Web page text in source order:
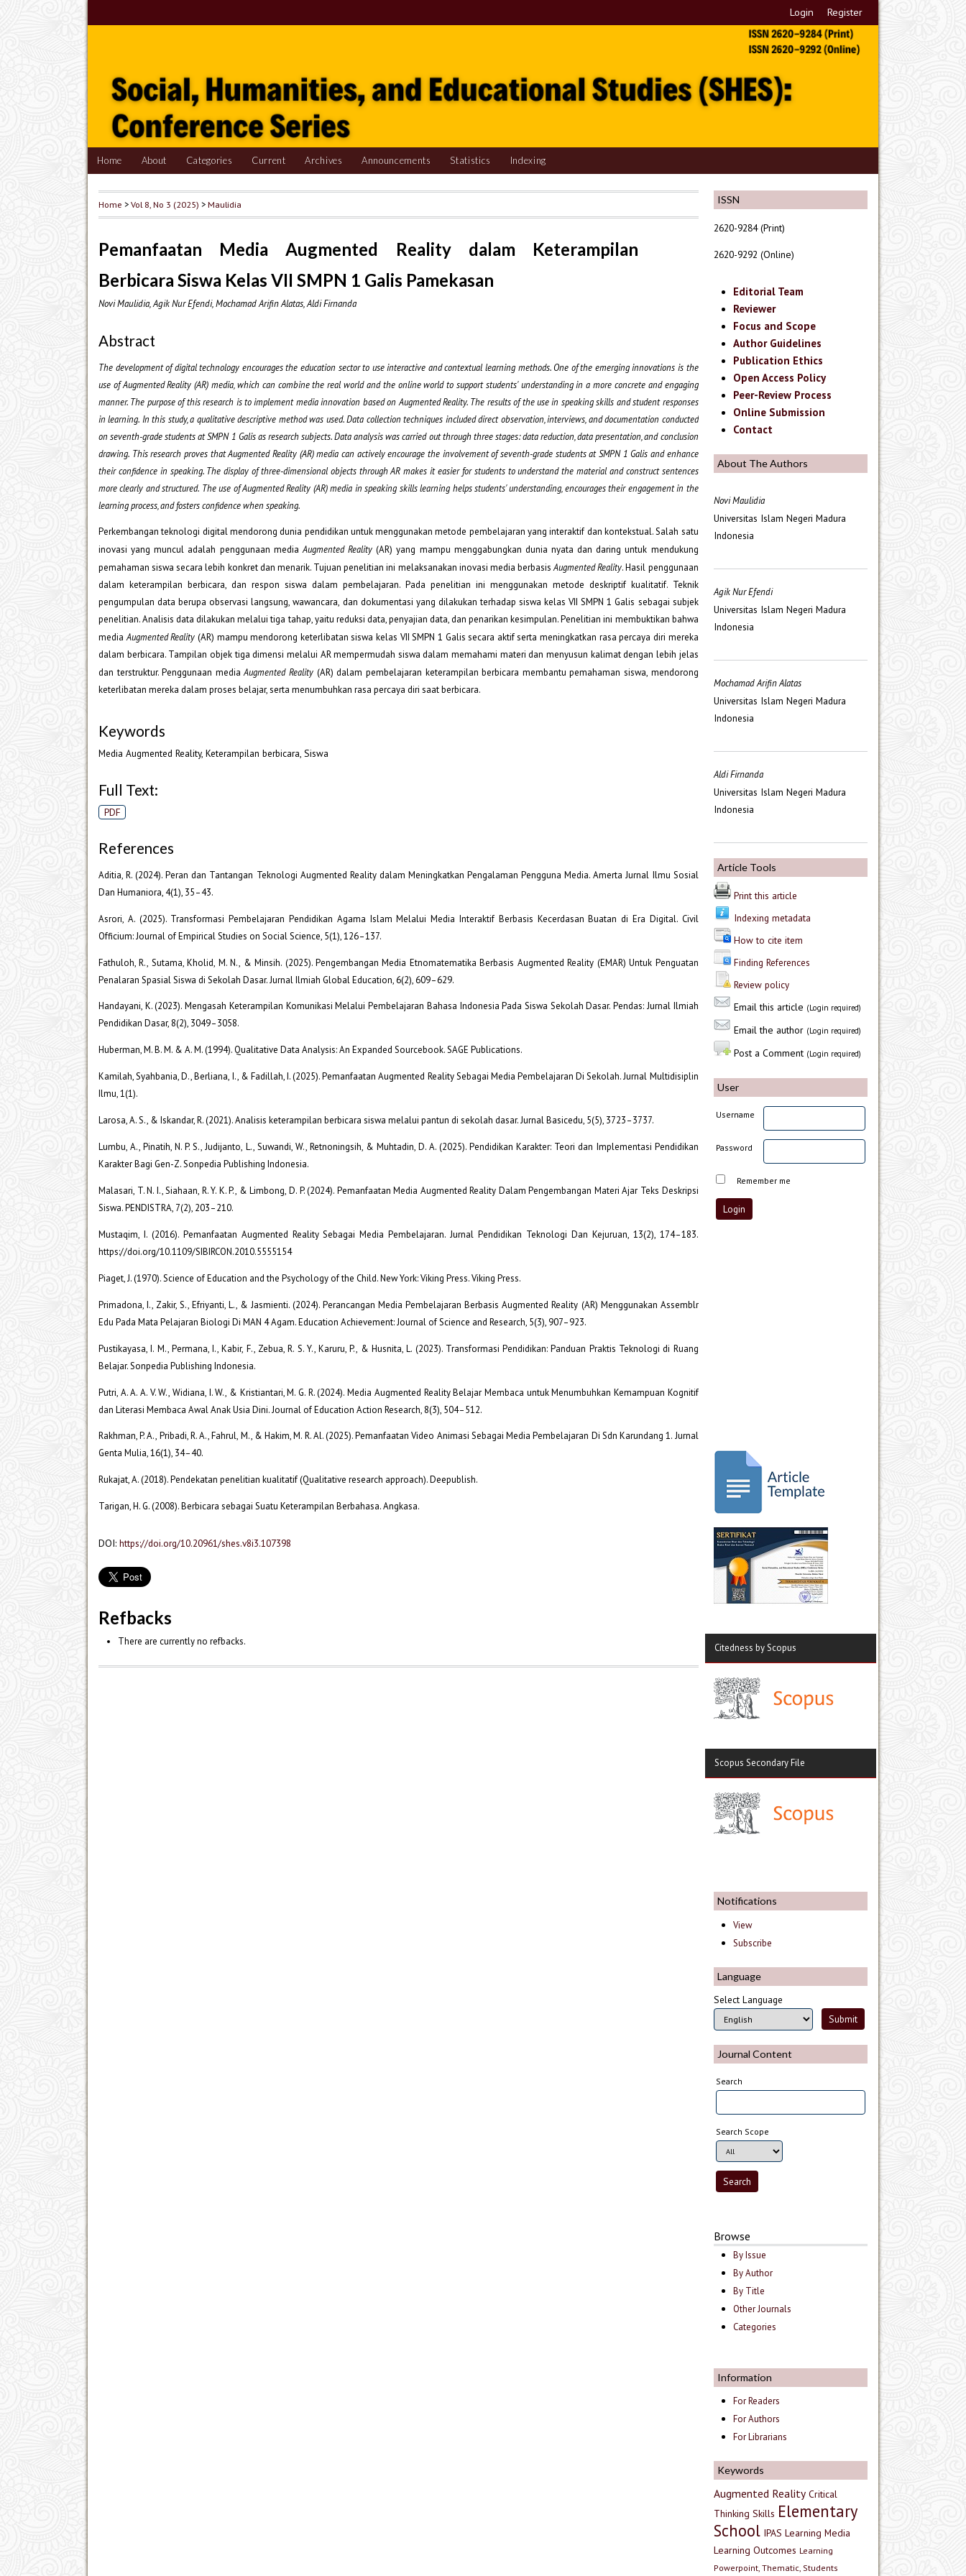
Login Register
Home About Categories Current Archives Announcements Statistics Indexing
ISSN
2620-9284 (Print)
2620-9292 (Online)
Editorial Team
Reviewer
Focus and Scope
Author Guidelines
Publication Ethics
Open Access Policy
Peer-Review Process
Online Submission
Contact
About The Authors
Novi Maulidia
Universitas Islam Negeri Madura
Indonesia
Agik Nur Efendi
Universitas Islam Negeri Madura
Indonesia
Mochamad Arifin Alatas
Universitas Islam Negeri Madura
Indonesia
Aldi Firnanda
Universitas Islam Negeri Madura
Indonesia
Article Tools
Print this article
Indexing metadata
How to cite item
Finding References
Review policy
Email this article (Login required)
Email the author (Login required)
Post a Comment (Login required)
User
Username
Password
Remember me
Citedness by Scopus
Scopus Secondary File
Notifications
View
Subscribe
Language
Select Language
Journal Content
Search
Search Scope
Browse
By Issue
By Author
By Title
Other Journals
Categories
Information
For Readers
For Authors
For Librarians
Keywords
Augmented Reality Critical
Thinking Skills Elementary
School IPAS Learning Media
Learning Outcomes Learning
Powerpoint, Thematic, Students
Home >Vol 8, No 3 (2025) >Maulidia
Pemanfaatan Media Augmented Reality dalam Keterampilan
Berbicara Siswa Kelas VII SMPN 1 Galis Pamekasan
Novi Maulidia, Agik Nur Efendi, Mochamad Arifin Alatas, Aldi Firnanda
Abstract
The development of digital technology encourages the education sector to use interactive and contextual learning methods. One of the emerging innovations is the
use of Augmented Reality (AR) media, which can combine the real world and the online world to support students' understanding in a more concrete and engaging
manner. The purpose of this research is to implement media innovation based on Augmented Reality. The results of the use in speaking skills and student responses
in learning. In this study, a qualitative descriptive method was used. Data collection techniques included direct observation, interviews, and documentation conducted
on seventh-grade students at SMPN 1 Galis as research subjects. Data analysis was carried out through three stages: data reduction, data presentation, and conclusion
drawing. This research proves that Augmented Reality (AR) media can actively encourage the involvement of seventh-grade students at SMPN 1 Galis and enhance
their confidence in speaking. The display of three-dimensional objects through AR makes it easier for students to understand the material and construct sentences
more clearly and structured. The use of Augmented Reality (AR) media in speaking skills learning helps students' understanding, encourages their engagement in the
learning process, and fosters confidence when speaking.
Perkembangan teknologi digital mendorong dunia pendidikan untuk menggunakan metode pembelajaran yang interaktif dan kontekstual. Salah satu
inovasi yang muncul adalah penggunaan mediaAugmented Reality (AR) yang mampu menggabungkan dunia nyata dan daring untuk mendukung
pemahaman siswa secara lebih konkret dan menarik. Tujuan penelitian ini melaksanakan inovasi media berbasisAugmented Reality. Hasil penggunaan
dalam keterampilan berbicara, dan respon siswa dalam pembelajaran. Pada penelitian ini menggunakan metode deskriptif kualitatif. Teknik
pengumpulan data berupa observasi langsung, wawancara, dan dokumentasi yang dilakukan terhadap siswa kelas VII SMPN 1 Galis sebagai subjek
penelitian. Analisis data dilakukan melalui tiga tahap, yaitu reduksi data, penyajian data, dan penarikan kesimpulan. Penelitian ini membuktikan bahwa
mediaAugmented Reality (AR) mampu mendorong keterlibatan siswa kelas VII SMPN 1 Galis secara aktif serta meningkatkan rasa percaya diri mereka
dalam berbicara. Tampilan objek tiga dimensi melalui AR mempermudah siswa dalam memahami materi dan menyusun kalimat dengan lebih jelas
dan terstruktur. Penggunaan mediaAugmented Reality (AR) dalam pembelajaran keterampilan berbicara membantu pemahaman siswa, mendorong
keterlibatan mereka dalam proses belajar, serta menumbuhkan rasa percaya diri saat berbicara.
Keywords
Media Augmented Reality, Keterampilan berbicara, Siswa
Full Text:
PDF
References
Aditia, R. (2024). Peran dan Tantangan Teknologi Augmented Reality dalam Meningkatkan Pengalaman Pengguna Media. Amerta Jurnal Ilmu Sosial
Dan Humaniora, 4(1), 35–43.
Asrori, A. (2025). Transformasi Pembelajaran Pendidikan Agama Islam Melalui Media Interaktif Berbasis Kecerdasan Buatan di Era Digital. Civil
Officium: Journal of Empirical Studies on Social Science, 5(1), 126–137.
Fathuloh, R., Sutama, Kholid, M. N., & Minsih. (2025). Pengembangan Media Etnomatematika Berbasis Augmented Reality (EMAR) Untuk Penguatan
Penalaran Spasial Siswa di Sekolah Dasar. Jurnal Ilmiah Global Education, 6(2), 609–629.
Handayani, K. (2023). Mengasah Keterampilan Komunikasi Melalui Pembelajaran Bahasa Indonesia Pada Siswa Sekolah Dasar. Pendas: Jurnal Ilmiah
Pendidikan Dasar, 8(2), 3049–3058.
Huberman, M. B. M. & A. M. (1994). Qualitative Data Analysis: An Expanded Sourcebook. SAGE Publications.
Kamilah, Syahbania, D., Berliana, I., & Fadillah, I. (2025). Pemanfaatan Augmented Reality Sebagai Media Pembelajaran Di Sekolah. Jurnal Multidisiplin
Ilmu, 1(1).
Larosa, A. S., & Iskandar, R. (2021). Analisis keterampilan berbicara siswa melalui pantun di sekolah dasar. Jurnal Basicedu, 5(5), 3723–3737.
Lumbu, A., Pinatih, N. P. S., Judijanto, L., Suwandi, W., Retnoningsih, & Muhtadin, D. A. (2025). Pendidikan Karakter: Teori dan Implementasi Pendidikan
Karakter Bagi Gen-Z. Sonpedia Publishing Indonesia.
Malasari, T. N. I., Siahaan, R. Y. K. P., & Limbong, D. P. (2024). Pemanfaatan Media Augmented Reality Dalam Pengembangan Materi Ajar Teks Deskripsi
Siswa. PENDISTRA, 7(2), 203–210.
Mustaqim, I. (2016). Pemanfaatan Augmented Reality Sebagai Media Pembelajaran. Jurnal Pendidikan Teknologi Dan Kejuruan, 13(2), 174–183.
https://doi.org/10.1109/SIBIRCON.2010.5555154
Piaget, J. (1970). Science of Education and the Psychology of the Child. New York: Viking Press. Viking Press.
Primadona, I., Zakir, S., Efriyanti, L., & Jasmienti. (2024). Perancangan Media Pembelajaran Berbasis Augmented Reality (AR) Menggunakan Assemblr
Edu Pada Mata Pelajaran Biologi Di MAN 4 Agam. Education Achievement: Journal of Science and Research, 5(3), 907–923.
Pustikayasa, I. M., Permana, I., Kabir, F., Zebua, R. S. Y., Karuru, P., & Husnita, L. (2023). Transformasi Pendidikan: Panduan Praktis Teknologi di Ruang
Belajar. Sonpedia Publishing Indonesia.
Putri, A. A. A. V. W., Widiana, I. W., & Kristiantari, M. G. R. (2024). Media Augmented Reality Belajar Membaca untuk Menumbuhkan Kemampuan Kognitif
dan Literasi Membaca Awal Anak Usia Dini. Journal of Education Action Research, 8(3), 504–512.
Rakhman, P. A., Pribadi, R. A., Fahrul, M., & Hakim, M. R. Al. (2025). Pemanfaatan Video Animasi Sebagai Media Pembelajaran Di Sdn Karundang 1. Jurnal
Genta Mulia, 16(1), 34–40.
Rukajat, A. (2018). Pendekatan penelitian kualitatif (Qualitative research approach). Deepublish.
Tarigan, H. G. (2008). Berbicara sebagai Suatu Keterampilan Berbahasa. Angkasa.
DOI: https://doi.org/10.20961/shes.v8i3.107398
Refbacks
There are currently no refbacks.